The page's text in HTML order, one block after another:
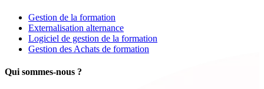
Gestion de la formation
Externalisation alternance
Logiciel de gestion de la formation
Gestion des Achats de formation
Qui sommes-nous ?